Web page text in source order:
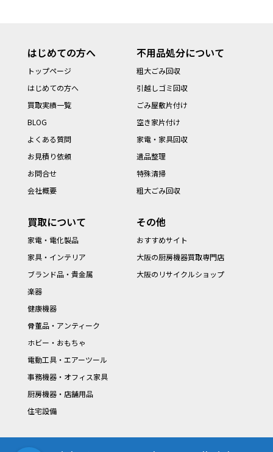
はじめての方へ
トップページ
はじめての方へ
買取実績一覧
BLOG
よくある質問
お見積り依頼
お問合せ
会社概要
不用品処分について
粗大ごみ回収
引越しゴミ回収
ごみ屋敷片付け
空き家片付け
家電・家具回収
遺品整理
特殊清掃
粗大ごみ回収
買取について
家電・電化製品
家具・インテリア
ブランド品・貴金属
楽器
健康機器
骨董品・アンティーク
ホビー・おもちゃ
電動工具・エアーツール
事務機器・オフィス家具
厨房機器・店舗用品
住宅設備
その他
おすすめサイト
大阪の厨房機器買取専門店
大阪のリサイクルショップ